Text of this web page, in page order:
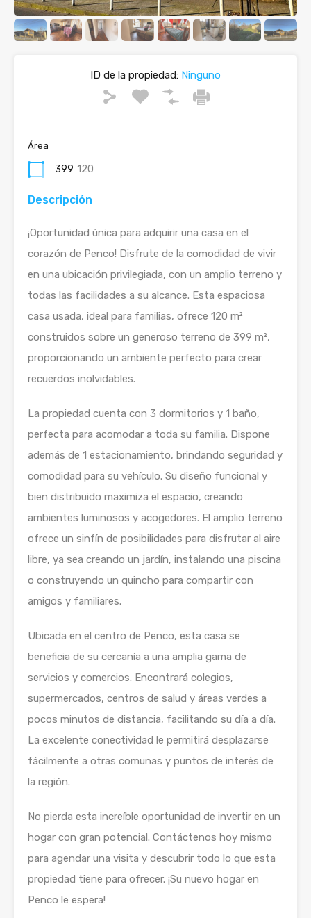
ID de la propiedad: Ninguno
Área
399 120
Descripción
¡Oportunidad única para adquirir una casa en el
corazón de Penco! Disfrute de la comodidad de vivir
en una ubicación privilegiada, con un amplio terreno y
todas las facilidades a su alcance. Esta espaciosa
casa usada, ideal para familias, ofrece 120 m²
construidos sobre un generoso terreno de 399 m²,
proporcionando un ambiente perfecto para crear
recuerdos inolvidables.
La propiedad cuenta con 3 dormitorios y 1 baño,
perfecta para acomodar a toda su familia. Dispone
además de 1 estacionamiento, brindando seguridad y
comodidad para su vehículo. Su diseño funcional y
bien distribuido maximiza el espacio, creando
ambientes luminosos y acogedores. El amplio terreno
ofrece un sinfín de posibilidades para disfrutar al aire
libre, ya sea creando un jardín, instalando una piscina
o construyendo un quincho para compartir con
amigos y familiares.
Ubicada en el centro de Penco, esta casa se
beneficia de su cercanía a una amplia gama de
servicios y comercios. Encontrará colegios,
supermercados, centros de salud y áreas verdes a
pocos minutos de distancia, facilitando su día a día.
La excelente conectividad le permitirá desplazarse
fácilmente a otras comunas y puntos de interés de
la región.
No pierda esta increíble oportunidad de invertir en un
hogar con gran potencial. Contáctenos hoy mismo
para agendar una visita y descubrir todo lo que esta
propiedad tiene para ofrecer. ¡Su nuevo hogar en
Penco le espera!